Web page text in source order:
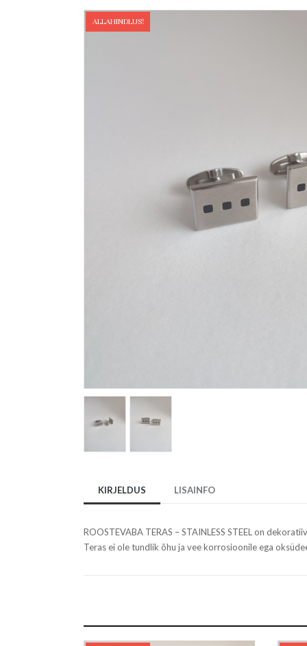
ALLAHINDLUS!
KIRJELDUS LISAINFO
ROOSTEVABA TERAS – STAINLESS STEEL on
Teras ei ole tundlik õhu ja vee korrosioonile ega